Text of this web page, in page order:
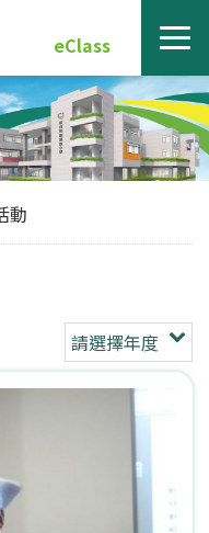
eClass
動
請選擇年度